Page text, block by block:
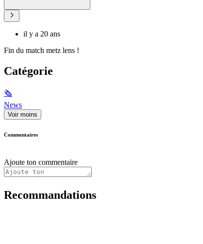
il y a 20 ans
Fin du match metz lens !
Catégorie
🗞
News
Voir moins
Commentaires
Ajoute ton commentaire
Recommandations